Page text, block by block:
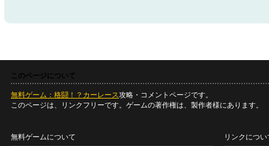
このページについて
無料ゲーム：格闘！？カーレース攻略・コメントページです。
このページは、リンクフリーです。ゲームの著作権は、製作者様にあります。
無料ゲームについて リンクについ